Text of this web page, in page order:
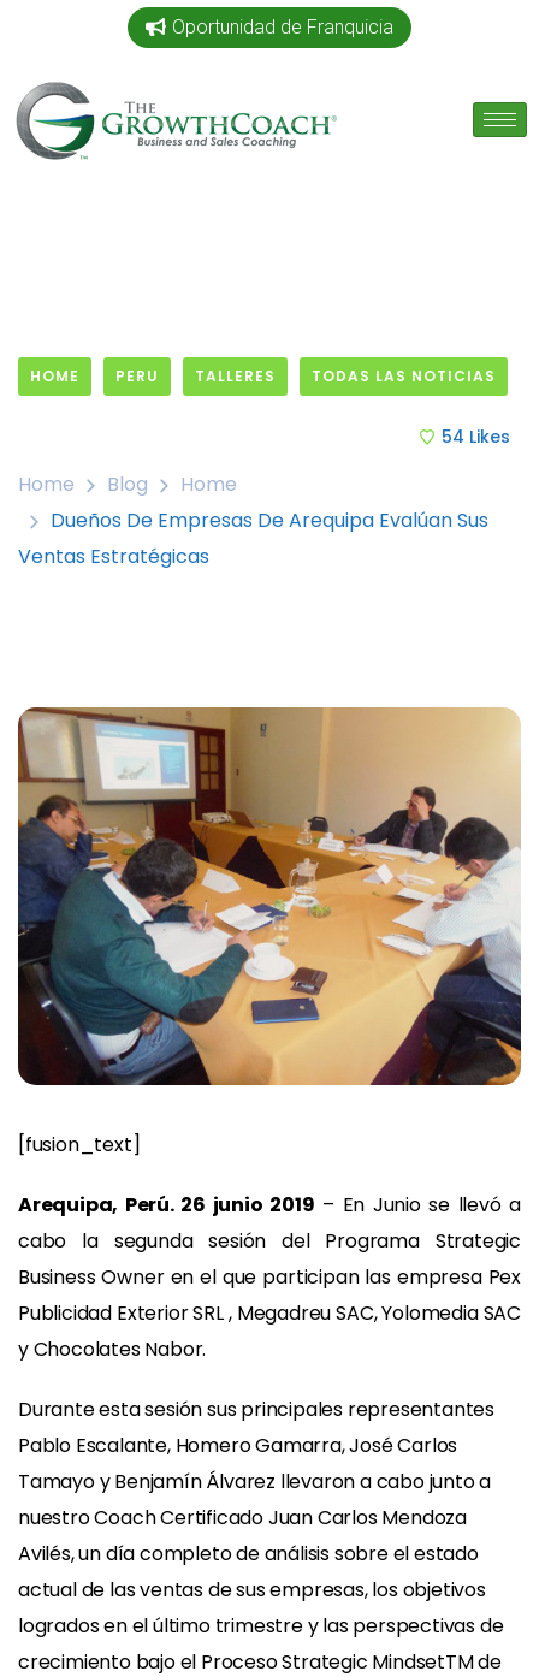
Oportunidad de Franquicia
HOME PERU TALLERES TODAS LAS NOTICIAS
54 Likes
Home Blog
Home
Dueños De Empresas De Arequipa Evalúan Sus
Ventas Estratégicas
[fusion_text]
Arequipa, Perú. 26 junio 2019 – En Junio se llevó a
cabo la segunda sesión del Programa Strategic
Business Owner en el que participan las empresa Pex
Publicidad Exterior SRL , Megadreu SAC, Yolomedia SAC
y Chocolates Nabor.
Durante esta sesión sus principales representantes
Pablo Escalante, Homero Gamarra, José Carlos
Tamayo y Benjamín Álvarez llevaron a cabo junto a
nuestro Coach Certificado Juan Carlos Mendoza
Avilés, un día completo de análisis sobre el estado
actual de las ventas de sus empresas, los objetivos
logrados en el último trimestre y las perspectivas de
crecimiento bajo el Proceso Strategic MindsetTM de